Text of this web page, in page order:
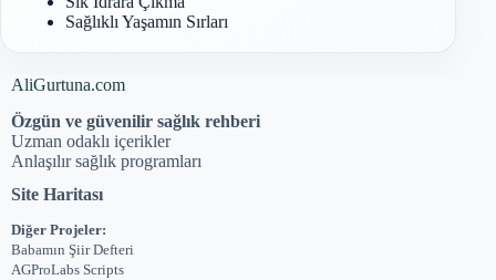
Sağlıklı Yaşamın Sırları
AliGurtuna.com
Özgün ve güvenilir sağlık rehberi
Uzman odaklı içerikler
Anlaşılır sağlık programları
Site Haritası
Diğer Projeler:
Babamın Şiir Defteri
AGProLabs Scripts